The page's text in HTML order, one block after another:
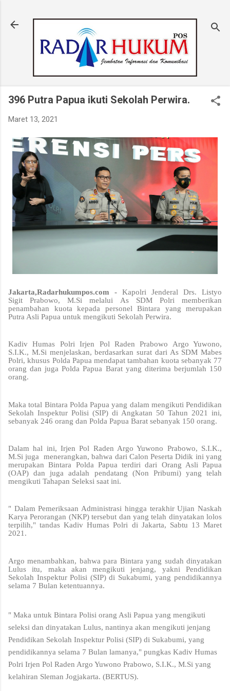
396 Putra Papua ikuti Sekolah Perwira.
Maret 13, 2021
Jakarta,Radarhukumpos.com - Kapolri Jenderal Drs. Listyo
Sigit Prabowo, M.Si melalui As SDM Polri memberikan
penambahan kuota kepada personel Bintara yang merupakan
Putra Asli Papua untuk mengikuti Sekolah Perwira.
Kadiv Humas Polri Irjen Pol Raden Prabowo Argo Yuwono,
S.I.K., M.Si menjelaskan, berdasarkan surat dari As SDM Mabes
Polri, khusus Polda Papua mendapat tambahan kuota sebanyak 77
orang dan juga Polda Papua Barat yang diterima berjumlah 150
orang.
Maka total Bintara Polda Papua yang dalam mengikuti Pendidikan
Sekolah Inspektur Polisi (SIP) di Angkatan 50 Tahun 2021 ini,
sebanyak 246 orang dan Polda Papua Barat sebanyak 150 orang.
Dalam hal ini, Irjen Pol Raden Argo Yuwono Prabowo, S.I.K.,
M.Si juga menerangkan, bahwa dari Calon Peserta Didik ini yang
merupakan Bintara Polda Papua terdiri dari Orang Asli Papua
(OAP) dan juga adalah pendatang (Non Pribumi) yang telah
mengikuti Tahapan Seleksi saat ini.
" Dalam Pemeriksaan Administrasi hingga terakhir Ujian Naskah
Karya Perorangan (NKP) tersebut dan yang telah dinyatakan lolos
terpilih," tandas Kadiv Humas Polri di Jakarta, Sabtu 13 Maret
2021.
Argo menambahkan, bahwa para Bintara yang sudah dinyatakan
Lulus itu, maka akan mengikuti jenjang, yakni Pendidikan
Sekolah Inspektur Polisi (SIP) di Sukabumi, yang pendidikannya
selama 7 Bulan ketentuannya.
" Maka untuk Bintara Polisi orang Asli Papua yang mengikuti
seleksi dan dinyatakan Lulus, nantinya akan mengikuti jenjang
Pendidikan Sekolah Inspektur Polisi (SIP) di Sukabumi, yang
pendidikannya selama 7 Bulan lamanya," pungkas Kadiv Humas
Polri Irjen Pol Raden Argo Yuwono Prabowo, S.I.K., M.Si yang
kelahiran Sleman Jogjakarta. (BERTUS).